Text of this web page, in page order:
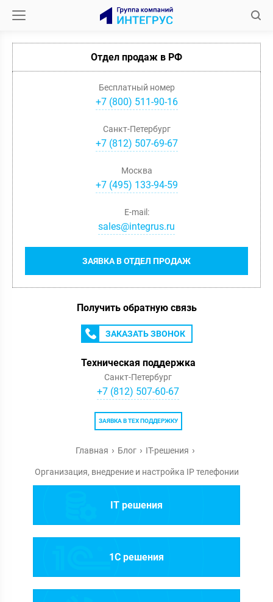
Отдел продаж в РФ
Бесплатный номер
+7 (800) 511-90-16
Санкт-Петербург
+7(812) 507-69-67
Москва
+7(495) 133-94-59
ЗАЯВКА В ОТДЕЛ ПРОДАЖ
E-mail:
sales@integrus.ru
Получить обратную связь
ЗАКАЗАТЬ ЗВОНОК
Техническая поддержка
Санкт-Петербург
+7 (812) 507-60-67
ЗАЯВКА В ТЕХ ПОДДЕРЖКУ
Главная Блог IT-решения
Организация, внедрение и настройка IP телефонии
IT решения
1C решения